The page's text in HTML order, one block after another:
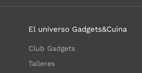
El universo Gadgets&Cuina
Club Gadgets
Talleres